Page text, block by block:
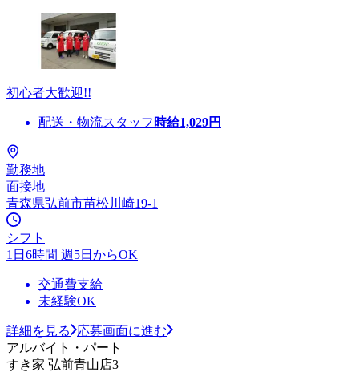
初心者大歓迎!!
配送・物流スタッフ 時給1,029円
勤務地
面接地
青森県弘前市苗松川崎19-1
シフト
1日6時間 週5日からOK
交通費支給
未経験OK
詳細を見る
応募画面に進む
アルバイト・パート
すき家 弘前青山店3